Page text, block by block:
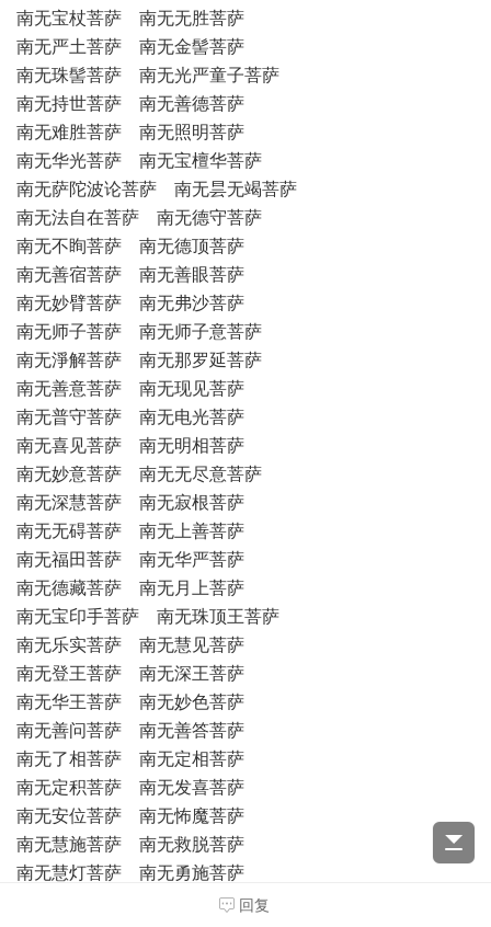
南无宝杖菩萨 南无无胜菩萨
南无严土菩萨 南无金髻菩萨
南无珠髻菩萨 南无光严童子菩萨
南无持世菩萨 南无善德菩萨
南无难胜菩萨 南无照明菩萨
南无华光菩萨 南无宝檀华菩萨
南无萨陀波论菩萨 南无昙无竭菩萨
南无法自在菩萨 南无德守菩萨
南无不眴菩萨 南无德顶菩萨
南无善宿菩萨 南无善眼菩萨
南无妙臂菩萨 南无弗沙菩萨
南无师子菩萨 南无师子意菩萨
南无淨解菩萨 南无那罗延菩萨
南无善意菩萨 南无现见菩萨
南无普守菩萨 南无电光菩萨
南无喜见菩萨 南无明相菩萨
南无妙意菩萨 南无无尽意菩萨
南无深慧菩萨 南无寂根菩萨
南无无碍菩萨 南无上善菩萨
南无福田菩萨 南无华严菩萨
南无德藏菩萨 南无月上菩萨
南无宝印手菩萨 南无珠顶王菩萨
南无乐实菩萨 南无慧见菩萨
南无登王菩萨 南无深王菩萨
南无华王菩萨 南无妙色菩萨
南无善问菩萨 南无善答菩萨
南无了相菩萨 南无定相菩萨
南无定积菩萨 南无发喜菩萨
南无安位菩萨 南无怖魔菩萨
南无慧施菩萨 南无救脱菩萨
南无慧灯菩萨 南无勇施菩萨
南无智导菩萨 南无愿慧菩萨回复